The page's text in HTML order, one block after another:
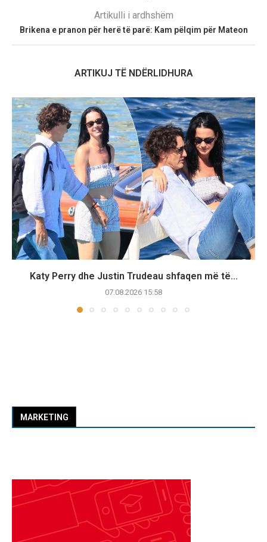
Artikulli i ardhshëm
Brikena e pranon për herë të parë: Kam pëlqim për Mateon
ARTIKUJ TË NDËRLIDHURA
Katy Perry dhe Justin Trudeau shfaqen më të...
07.08.2026 15:58
MARKETING